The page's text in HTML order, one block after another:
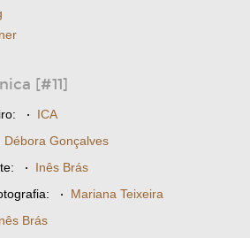
[#11]
· ICA
Débora Gonçalves
· Inês Brás
· Mariana Teixeira
Brás